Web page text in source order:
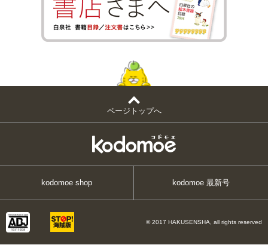
ページトップへ
kodomoe shop kodomoe 最新号
© 2017 HAKUSENSHA, all rights reserved